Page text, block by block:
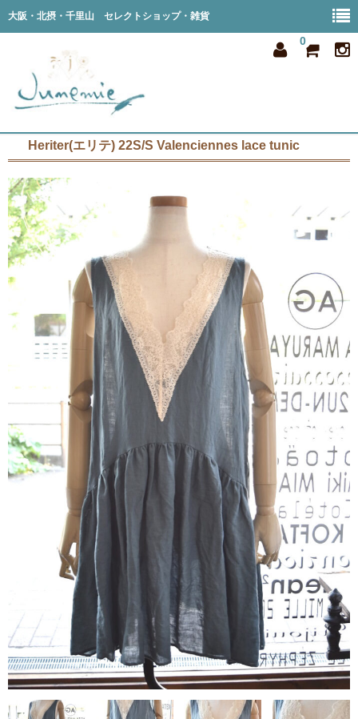
大阪・北摂・千里山 セレクトショップ・雑貨
0
all item
member
order
shop info
blog
contact
Heriter(エリテ) 22S/S Valenciennes lace tunic